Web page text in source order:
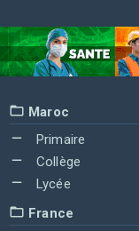
Maroc
Primaire
Collège
Lycée
France